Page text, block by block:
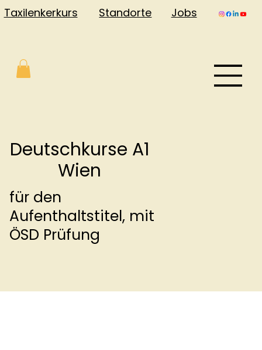
Taxilenkerkurs Standorte Jobs
Deutschkurse A1
Wien
für den
Aufenthaltstitel, mit
ÖSD Prüfung